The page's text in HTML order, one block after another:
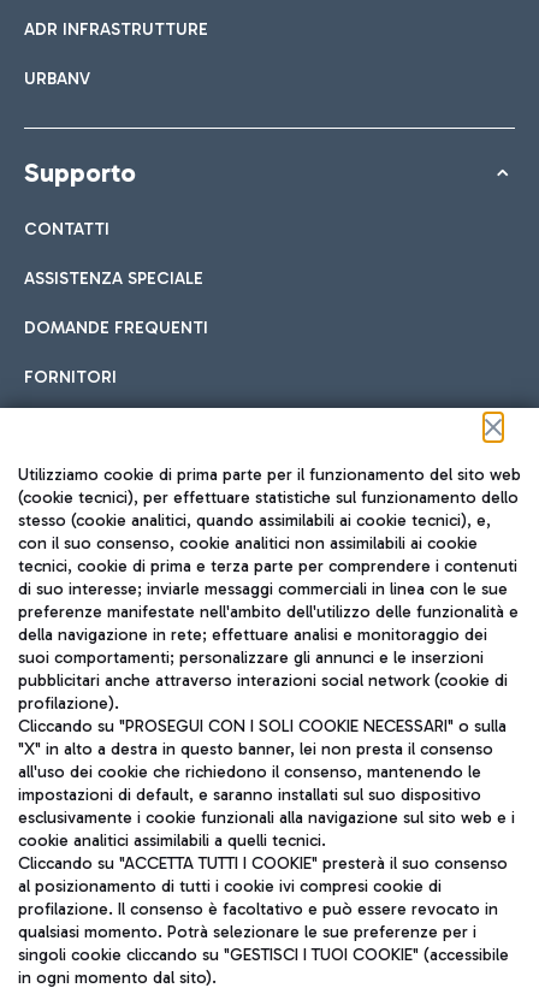
ADR INFRASTRUTTURE
URBANV
Supporto
CONTATTI
ASSISTENZA SPECIALE
DOMANDE FREQUENTI
FORNITORI
Seguici sui social
TRAVEL JOURNAL
ITA
Aeroporti di Roma S.p.A. - Società soggetta a direzione e
coordinamento di Mundys S.p.A.
Codice fiscale e Registro delle Imprese di Roma 13032990155 P.
IVA 06572251004
Capitale sociale 62.224.743,00 int. vers.
Sede legale: Via Pier Paolo Racchetti 1 - 00054 Fiumicino (RM)
Utilizziamo cookie di prima parte per il funzionamento del sito web
(cookie tecnici), per effettuare statistiche sul funzionamento dello
stesso (cookie analitici, quando assimilabili ai cookie tecnici), e,
con il suo consenso, cookie analitici non assimilabili ai cookie
tecnici, cookie di prima e terza parte per comprendere i contenuti
di suo interesse; inviarle messaggi commerciali in linea con le sue
preferenze manifestate nell'ambito dell'utilizzo delle funzionalità e
della navigazione in rete; effettuare analisi e monitoraggio dei
suoi comportamenti; personalizzare gli annunci e le inserzioni
pubblicitari anche attraverso interazioni social network (cookie di
profilazione).
Cliccando su "PROSEGUI CON I SOLI COOKIE NECESSARI" o sulla
"X" in alto a destra in questo banner, lei non presta il consenso
all'uso dei cookie che richiedono il consenso, mantenendo le
impostazioni di default, e saranno installati sul suo dispositivo
esclusivamente i cookie funzionali alla navigazione sul sito web e i
cookie analitici assimilabili a quelli tecnici.
Cliccando su "ACCETTA TUTTI I COOKIE" presterà il suo consenso
al posizionamento di tutti i cookie ivi compresi cookie di
profilazione. Il consenso è facoltativo e può essere revocato in
qualsiasi momento. Potrà selezionare le sue preferenze per i
singoli cookie cliccando su "GESTISCI I TUOI COOKIE" (accessibile
in ogni momento dal sito).